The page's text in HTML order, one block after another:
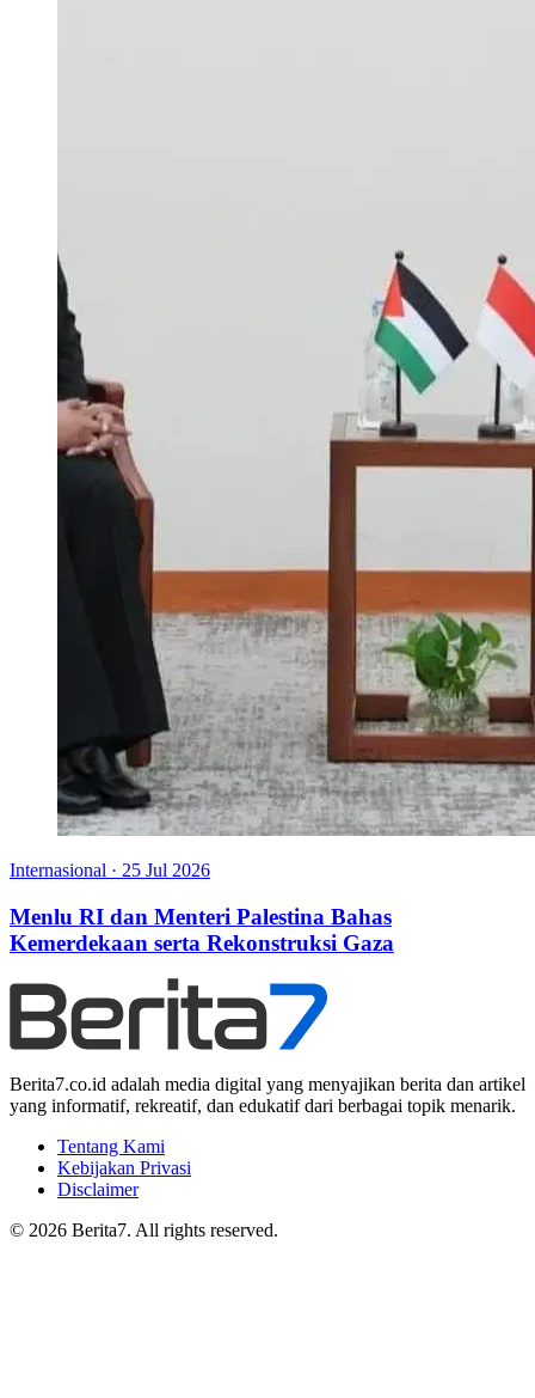
Internasional · 25 Jul 2026
Menlu RI dan Menteri Palestina Bahas
Kemerdekaan serta Rekonstruksi Gaza
Berita7.co.id adalah media digital yang menyajikan berita dan artikel
yang informatif, rekreatif, dan edukatif dari berbagai topik menarik.
Tentang Kami
Kebijakan Privasi
Disclaimer
© 2026 Berita7. All rights reserved.